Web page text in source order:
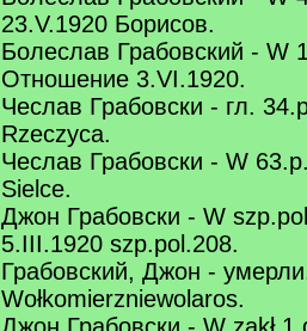
23.V.1920 Борисов.
Болеслав Грабовский - W
Отношение 3.VI.1920.
Чеслав Грабовски - гл.
Rzeczyca.
Чеслав Грабовски - W
Sielce.
Джон Грабовски - W
5.III.1920 szp.pol.208.
Грабовский, Джон -
Wołkomierzniewolaros.